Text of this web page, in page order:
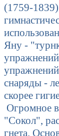
(1759-
Яну -
снаряды -
скорее
Огромное
"Сокол",
гнета.